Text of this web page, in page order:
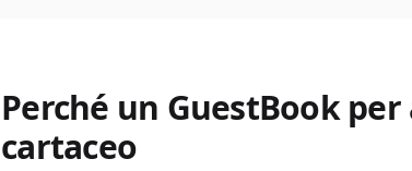
Perché un GuestBook
cartaceo